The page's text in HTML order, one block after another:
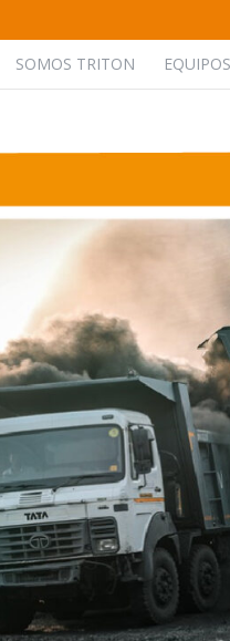
SOMOS TRITON EQUIPOS